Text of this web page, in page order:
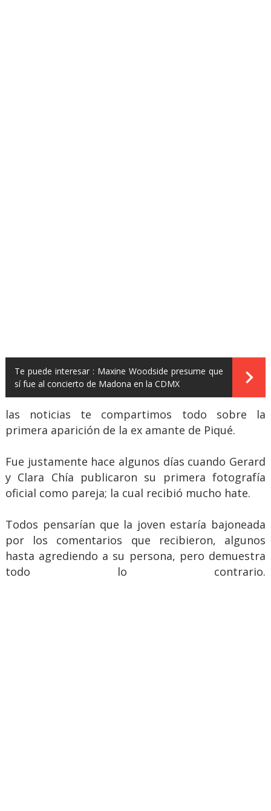
Te puede interesar : Maxine Woodside presume que
sí fue al concierto de Madona en la CDMX
las noticias te compartimos todo sobre la
primera aparición de la ex amante de Piqué.
Fue justamente hace algunos días cuando Gerard
y Clara Chía publicaron su primera fotografía
oficial como pareja; la cual recibió mucho hate.
Todos pensarían que la joven estaría bajoneada
por los comentarios que recibieron, algunos
hasta agrediendo a su persona, pero demuestra
todo lo contrario.